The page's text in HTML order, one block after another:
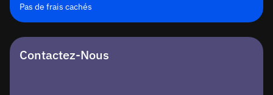
Pas de frais cachés
Contactez-Nous